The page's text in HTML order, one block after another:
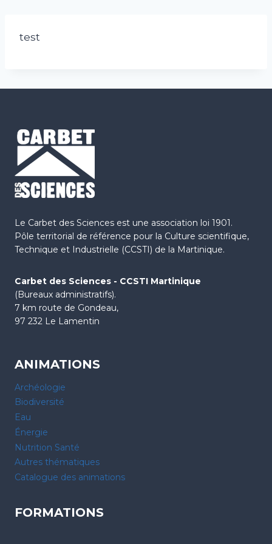
test
Le Carbet des Sciences est une association loi 1901.
Pôle territorial de référence pour la Culture scientifique,
Technique et Industrielle (CCSTI) de la Martinique.
Carbet des Sciences - CCSTI Martinique
(Bureaux administratifs).
7 km route de Gondeau,
97 232 Le Lamentin
ANIMATIONS
Archéologie
Biodiversité
Eau
Énergie
Nutrition Santé
Autres thématiques
Catalogue des animations
FORMATIONS